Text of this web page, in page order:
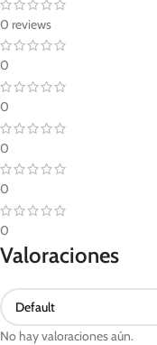
0 reviews
0
0
0
0
0
Valoraciones
No hay valoraciones aún.